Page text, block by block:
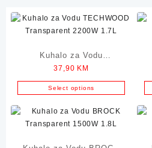
Kuhalo za Vodu
TECHWOOD Transparent
2200W 1.7L
37,90 KM
Select options